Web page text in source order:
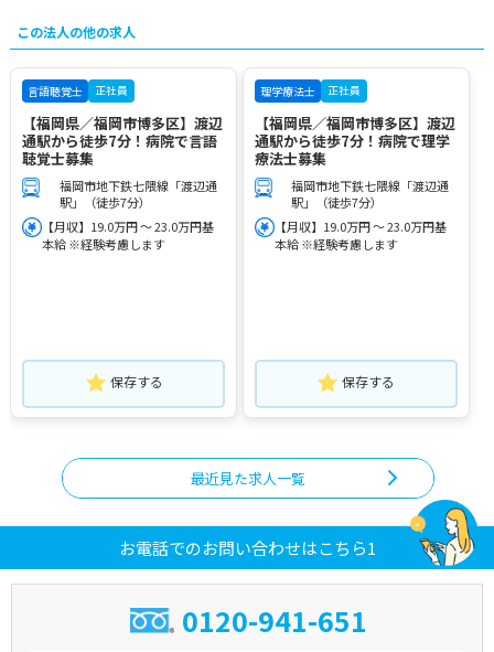
この法人の他の求人
言語聴覚士 正社員
【福岡県／福岡市博多区】渡辺
通駅から徒歩7分！病院で言語
聴覚士募集
福岡市地下鉄七隈線「渡辺通
駅」（徒歩7分）
【月収】19.0万円 ～ 23.0万円基
本給 ※経験考慮します
保存する
理学療法士 正社員
【福岡県／福岡市博多区】渡辺
通駅から徒歩7分！病院で理学
療法士募集
福岡市地下鉄七隈線「渡辺通
駅」（徒歩7分）
【月収】19.0万円 ～ 23.0万円基
本給 ※経験考慮します
保存する
最近見た求人一覧
お電話でのお問い合わせはこちら1
0120-941-651